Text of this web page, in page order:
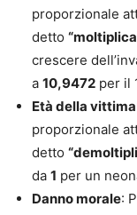
Francesco Carraro
Avvocato,
Meridiana -
esperti nel campo
risarcimento.
di comunicazione,
proprio tempo,
cambiamento. È
S.P.A. – La Sanità
proporzionale
detto
crescere
a 10,9472 per il
Età della vittima
proporzionale
detto
da 1 per un
Danno morale: